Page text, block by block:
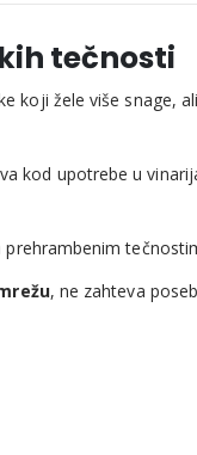
tečnosti
koji žele više snage,
kod upotrebe u
, ne zahteva